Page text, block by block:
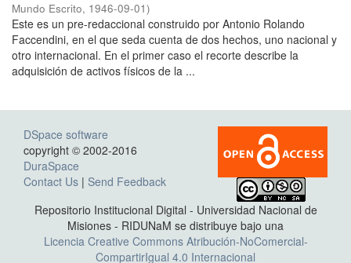
Mundo Escrito, 1946-09-01)
Este es un pre-redaccional construido por Antonio Rolando
Faccendini, en el que seda cuenta de dos hechos, uno nacional y
otro internacional. En el primer caso el recorte describe la
adquisición de activos físicos de la ...
DSpace software
copyright © 2002-2016
DuraSpace
Contact Us | Send Feedback
Repositorio Institucional Digital - Universidad Nacional de
Misiones - RIDUNaM se distribuye bajo una
Licencia Creative Commons Atribución-NoComercial-
CompartirIgual 4.0 Internacional